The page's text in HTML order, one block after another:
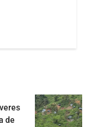
de